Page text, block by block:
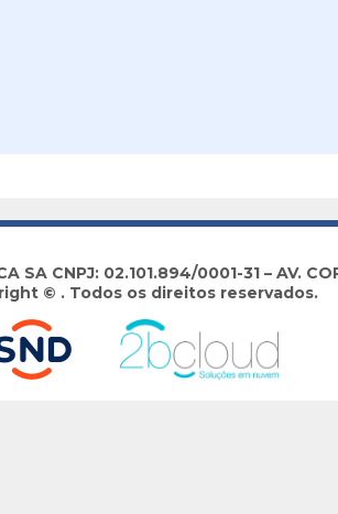
SA CNPJ: 02.101.894/0001-31 – AV.
© . Todos os direitos reservados.